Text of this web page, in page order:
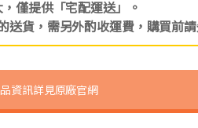
僅提供「宅配運送」。
送貨，需另外酌收運費，購買前
資訊詳見原廠官網